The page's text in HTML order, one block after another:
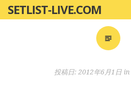
ン
SETLIST-LIVE.COM
投稿日: 2012年6月1日 in